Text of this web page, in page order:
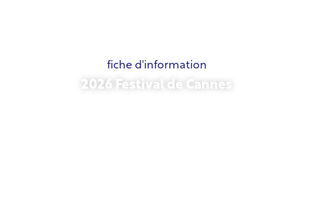
fiche d'information
2026 Festival de Cannes